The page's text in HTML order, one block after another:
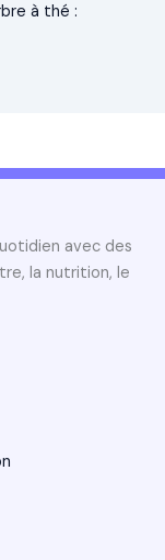
à thé :
avec des
la nutrition, le